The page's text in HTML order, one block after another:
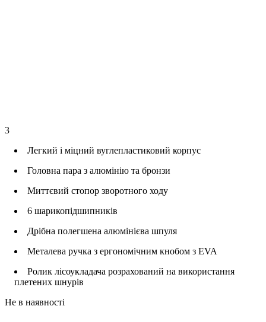
3
Легкий і міцний вуглепластиковий корпус
Головна пара з алюмінію та бронзи
Миттєвий стопор зворотного ходу
6 шарикопідшипників
Дрібна полегшена алюмінієва шпуля
Металева ручка з ергономічним кнобом з EVA
Ролик лісоукладача розрахований на використання
плетених шнурів
Не в наявності